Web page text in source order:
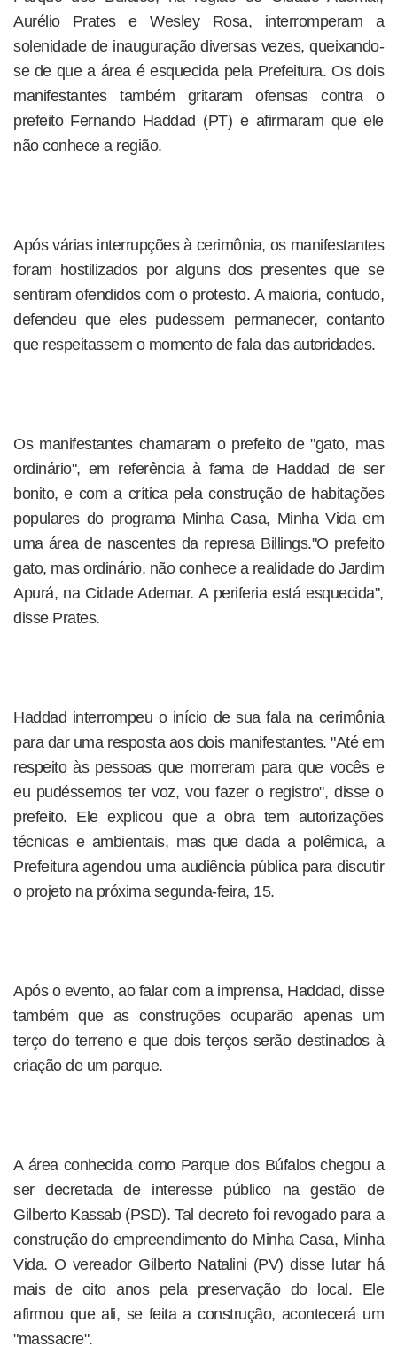
Aurélio Prates e Wesley Rosa, interromperam a
solenidade de inauguração diversas vezes, queixando-
se de que a área é esquecida pela Prefeitura. Os dois
manifestantes também gritaram ofensas contra o
prefeito Fernando Haddad (PT) e afirmaram que ele
não conhece a região.
Após várias interrupções à cerimônia, os manifestantes
foram hostilizados por alguns dos presentes que se
sentiram ofendidos com o protesto. A maioria, contudo,
defendeu que eles pudessem permanecer, contanto
que respeitassem o momento de fala das autoridades.
Os manifestantes chamaram o prefeito de "gato, mas
ordinário", em referência à fama de Haddad de ser
bonito, e com a crítica pela construção de habitações
populares do programa Minha Casa, Minha Vida em
uma área de nascentes da represa Billings."O prefeito
gato, mas ordinário, não conhece a realidade do Jardim
Apurá, na Cidade Ademar. A periferia está esquecida",
disse Prates.
Haddad interrompeu o início de sua fala na cerimônia
para dar uma resposta aos dois manifestantes. "Até em
respeito às pessoas que morreram para que vocês e
eu pudéssemos ter voz, vou fazer o registro", disse o
prefeito. Ele explicou que a obra tem autorizações
técnicas e ambientais, mas que dada a polêmica, a
Prefeitura agendou uma audiência pública para discutir
o projeto na próxima segunda-feira, 15.
Após o evento, ao falar com a imprensa, Haddad, disse
também que as construções ocuparão apenas um
terço do terreno e que dois terços serão destinados à
criação de um parque.
A área conhecida como Parque dos Búfalos chegou a
ser decretada de interesse público na gestão de
Gilberto Kassab (PSD). Tal decreto foi revogado para a
construção do empreendimento do Minha Casa, Minha
Vida. O vereador Gilberto Natalini (PV) disse lutar há
mais de oito anos pela preservação do local. Ele
afirmou que ali, se feita a construção, acontecerá um
"massacre".